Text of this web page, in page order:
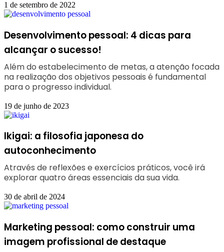
1 de setembro de 2022
Desenvolvimento pessoal: 4 dicas para
alcançar o sucesso!
Além do estabelecimento de metas, a atenção focada
na realização dos objetivos pessoais é fundamental
para o progresso individual.
19 de junho de 2023
Ikigai: a filosofia japonesa do
autoconhecimento
Através de reflexões e exercícios práticos, você irá
explorar quatro áreas essenciais da sua vida.
30 de abril de 2024
Marketing pessoal: como construir uma
imagem profissional de destaque